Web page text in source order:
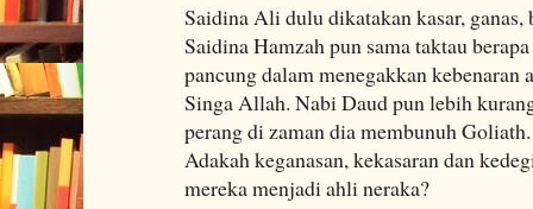
Saidina Ali dulu dikatakan kasar, ganas,
Saidina Hamzah pun sama taktau
pancung dalam menegakkan kebenaran
Singa Allah. Nabi Daud pun lebih
perang di zaman dia membunuh Goliath.
Adakah keganasan, kekasaran dan
mereka menjadi ahli neraka?